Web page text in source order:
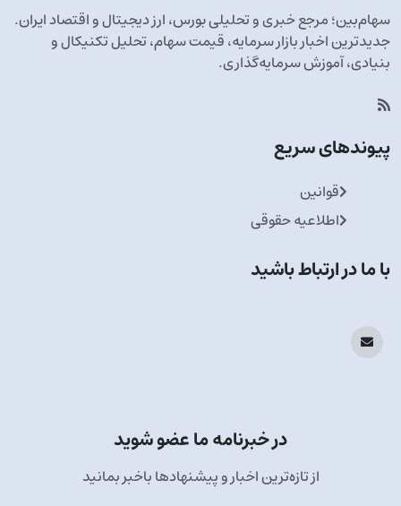
سهام‌بین؛ مرجع خبری و تحلیلی بورس، ارز دیجیتال و اقتصاد ایران.
جدیدترین اخبار بازار سرمایه، قیمت سهام، تحلیل تکنیکال و
بنیادی، آموزش سرمایه‌گذاری.
پیوندهای سریع
قوانین
اطلاعیه حقوقی
با ما در ارتباط باشید
در خبرنامه ما عضو شوید
از تازه‌ترین اخبار و پیشنهادها باخبر بمانید